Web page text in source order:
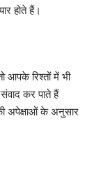
होते हैं।
रिश्तों में भी
कर पाते हैं
अपेक्षाओं के अनुसार